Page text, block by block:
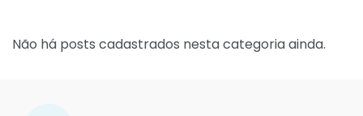
Não há posts cadastrados nesta categoria ainda.